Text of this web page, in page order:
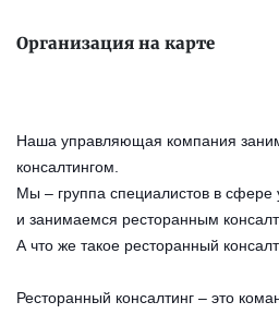
Организация на карте
Наша управляющая компания
консалтингом.
Мы – группа специалистов в сфере
и занимаемся ресторанным
А что же такое ресторанный
Ресторанный консалтинг – это